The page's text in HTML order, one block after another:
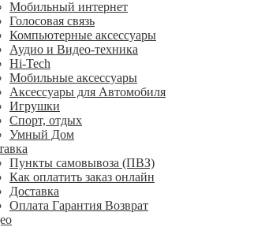
Мобильный интернет
Голосовая связь
Компьютерные аксессуары
Аудио и Видео-техника
Hi-Tech
Мобильные аксессуары
Аксессуары для Автомобиля
Игрушки
Спорт, отдых
Умный Дом
Пункты самовывоза (ПВЗ)
Как оплатить заказ онлайн
Доставка
Оплата Гарантия Возврат